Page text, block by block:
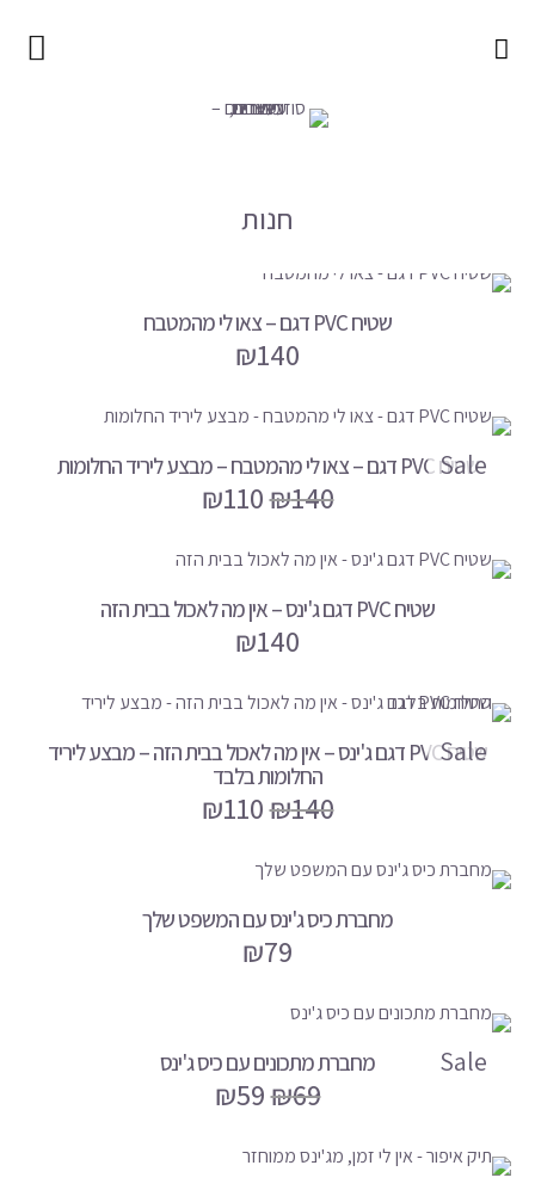
סוזי עיצובים – עיצובים, כיתובים ומוצריםעמוד הבית
שטיחי PVC
מתנות עם כיתוב
מתנה לבסטי
מתנות למורה/גננת
חבילות למתגייסים
קולקציות מיוחדות
ירידים ומהדורה מוגבלת
אודות
Instagram
חנות
שטיח PVC דגם – צאו לי מהמטבח
₪140
Sale
שטיח PVC דגם – צאו לי מהמטבח – מבצע ליריד החלומות
₪140
₪110
שטיח PVC דגם ג'ינס – אין מה לאכול בבית הזה
₪140
Sale
שטיח PVC דגם ג'ינס – אין מה לאכול בבית הזה – מבצע ליריד
החלומות בלבד
₪140
₪110
מחברת כיס ג'ינס עם המשפט שלך
₪79
Sale מחברת מתכונים עם כיס ג'ינס
₪69
₪59